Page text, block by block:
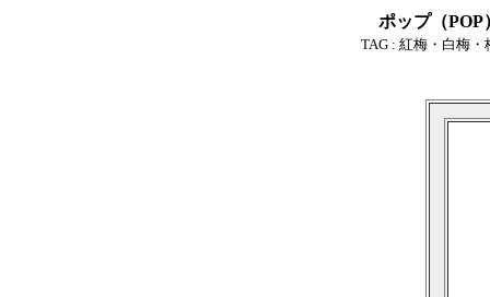
ポップ（
TAG : 紅梅・白梅・